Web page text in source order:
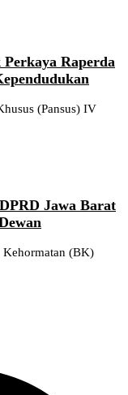
Raperda
(Pansus) IV
Jawa Barat
(BK)